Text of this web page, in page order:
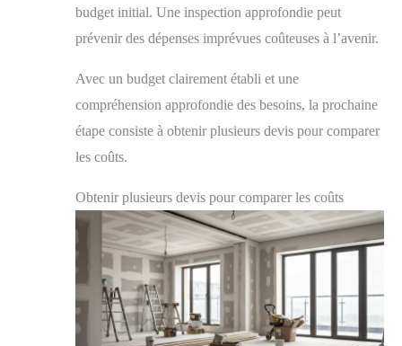
budget initial. Une inspection approfondie peut
prévenir des dépenses imprévues coûteuses à l’avenir.
Avec un budget clairement établi et une
compréhension approfondie des besoins, la prochaine
étape consiste à obtenir plusieurs devis pour comparer
les coûts.
Obtenir plusieurs devis pour comparer les coûts